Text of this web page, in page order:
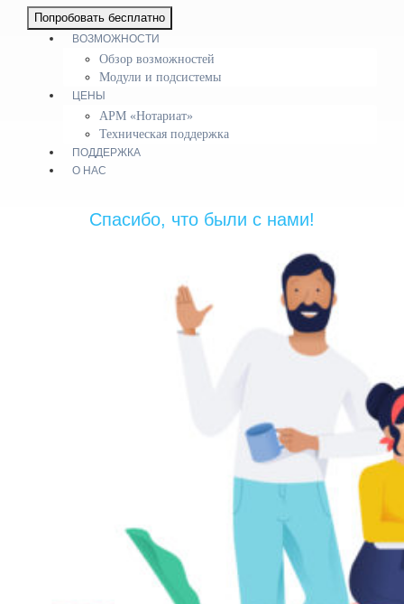
Попробовать бесплатно
ВОЗМОЖНОСТИ
Обзор возможностей
Модули и подсистемы
ЦЕНЫ
АРМ «Нотариат»
Техническая поддержка
ПОДДЕРЖКА
О НАС
Спасибо, что были с нами!